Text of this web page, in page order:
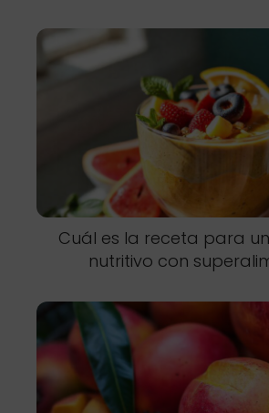
Cuál es la receta para
nutritivo con